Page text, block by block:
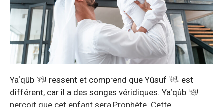
Ya‘qûb ressent et comprend que Yûsuf
est
différent, car il a des songes véridiques. Ya‘qûb
perçoit que cet enfant sera Prophète. Cette